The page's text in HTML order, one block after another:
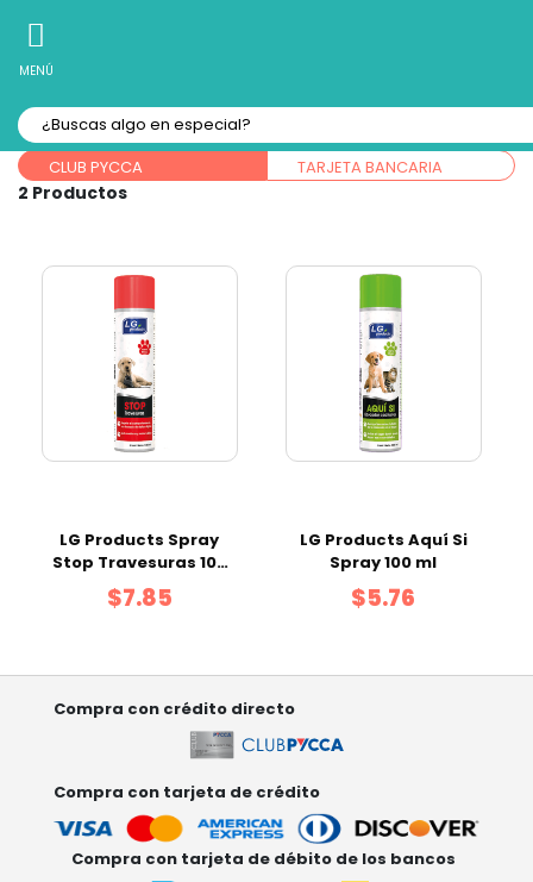
MENÚ
Forma de pago:
CLUB PYCCA TARJETA BANCARIA
2
LG Products Spray
Stop Travesuras 100
ml
$7.85
LG Products Aquí Si
Spray 100 ml
$5.76
Compra con crédito directo
Compra con tarjeta de crédito
Compra con tarjeta de débito de los bancos